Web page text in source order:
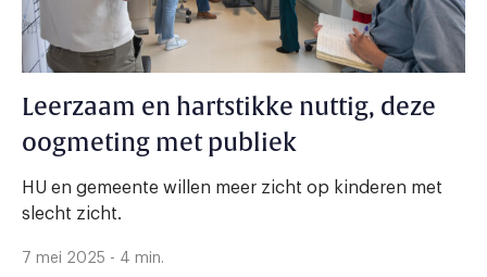
Leerzaam en hartstikke nuttig, deze
oogmeting met publiek
HU en gemeente willen meer zicht op kinderen met
slecht zicht.
7 mei 2025 - 4 min.